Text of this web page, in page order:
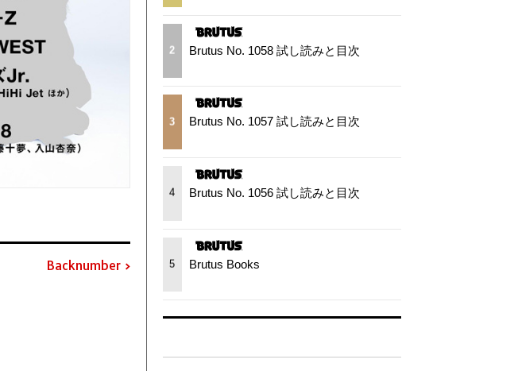
Backnumber
2 Brutus No. 1058 試し読みと目次
3 Brutus No. 1057 試し読みと目次
4 Brutus No. 1056 試し読みと目次
5 Brutus Books